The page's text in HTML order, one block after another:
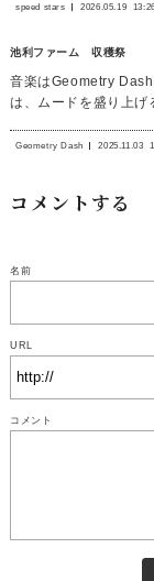
speed stars 2026.05.19 13:26
池利ファーム 収穫祭
音楽はGeometry
は、ムードを盛り上げ
Geometry Dash 2025.11.03
コメントする
名前
URL
コメント